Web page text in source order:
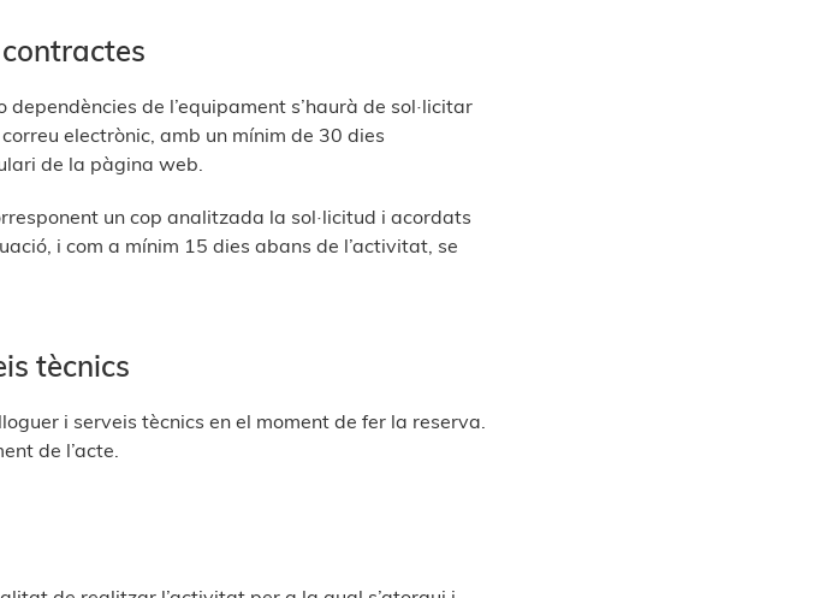
de l’equipament s’haurà de sol·licitar
electrònic, amb un mínim de 30 dies
de la pàgina web.
un cop analitzada la sol·licitud i acordats
i com a mínim 15 dies abans de l’activitat, se
tècnics
i serveis tècnics en el moment de fer la reserva.
de l’acte.